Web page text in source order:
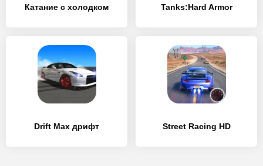
Катание с холодком Tanks:Hard Armor
Drift Max дрифт Street Racing HD